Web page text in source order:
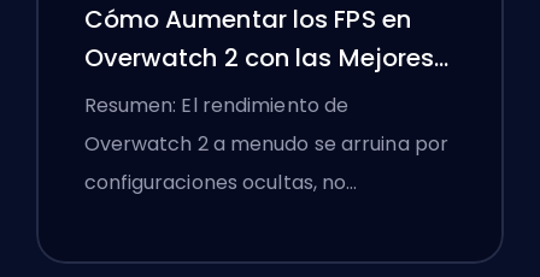
Cómo Aumentar los FPS en
Overwatch 2 con las Mejores
Configuraciones
Resumen: El rendimiento de
Overwatch 2 a menudo se arruina por
configuraciones ocultas, no…